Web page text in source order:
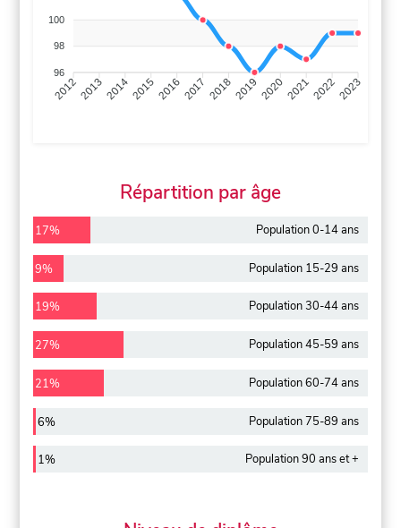
100
98
96
201220132014201520162017 20182019 2020202120222023
Répartition par âge
17% Population 0-14 ans
9% Population 15-29 ans
19% Population 30-44 ans
27% Population 45-59 ans
21% Population 60-74 ans
6% Population 75-89 ans
1% Population 90 ans et +